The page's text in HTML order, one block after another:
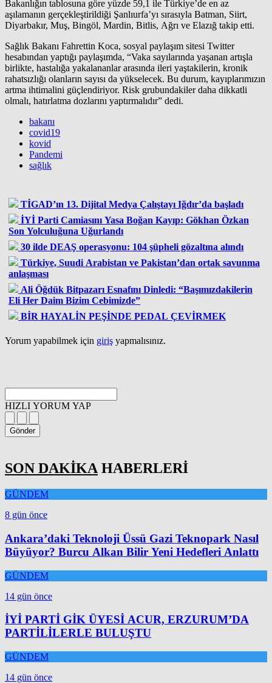
Bakanlığın tablosuna göre yüzde 59,1 ile Türkiye’de en az
aşılamanın gerçekleştirildiği Şanlıurfa’yı sırasıyla Batman, Siirt,
Diyarbakır, Muş, Bingöl, Mardin, Bitlis, Ağrı ve Elazığ takip etti.
Sağlık Bakanı Fahrettin Koca, sosyal paylaşım sitesi Twitter
hesabından yaptığı paylaşımda, “Vaka sayılarında yaşanan artışla
birlikte, hastalığa yakalananlar arasında ileri yaştakilerin, kronik
rahatsızlığı olanların sayısı da yükselecek. Bu durum, kayıplarımızın
artma ihtimalini güçlendiriyor. Risk grubundakiler daha dikkatli
olmalı, hatırlatma dozlarını yaptırmalıdır” dedi.
bakanı
covid19
kovid
Pandemi
sağlık
TİGAD’ın 13. Dijital Medya Çalıştayı Iğdır’da başladı
İYİ Parti Camiasını Yasa Boğan Kayıp: Gökhan Özkan
Son Yolculuğuna Uğurlandı
30 ilde DEAŞ operasyonu: 104 şüpheli gözaltına alındı
Türkiye, Suudi Arabistan ve Pakistan’dan ortak savunma
anlaşması
Ali Öğdük Bitpazarı Esnafını Dinledi: “Başımızdakilerin
Eli Her Daim Bizim Cebimizde”
BİR HAYALİN PEŞİNDE PEDAL ÇEVİRMEK
Yorum yapabilmek için giriş yapmalısınız.
HIZLI YORUM YAP
Gönder
SON DAKİKA HABERLERİ
GÜNDEM
8 gün önce
Ankara’daki Teknoloji Üssü Gazi Teknopark Nasıl
Büyüyor? Burcu Alkan Bilir Yeni Hedefleri Anlattı
GÜNDEM
14 gün önce
İYİ PARTİ GİK ÜYESİ ACUR, ERZURUM’DA
PARTİLİLERLE BULUŞTU
GÜNDEM
14 gün önce